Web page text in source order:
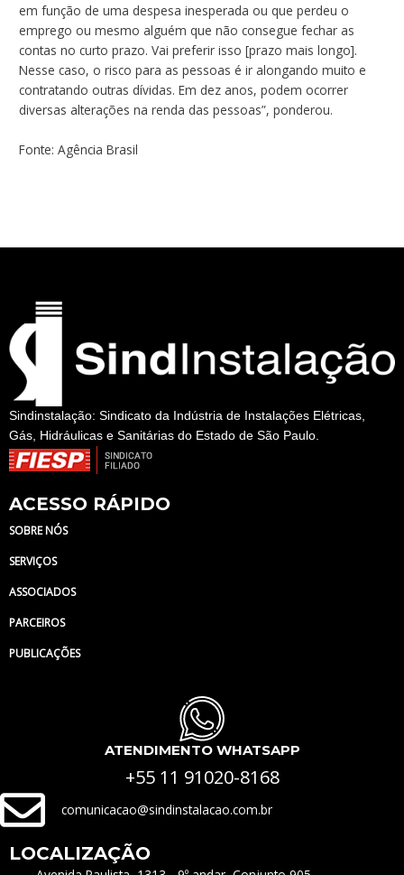
em função de uma despesa inesperada ou que perdeu o
emprego ou mesmo alguém que não consegue fechar as
contas no curto prazo. Vai preferir isso [prazo mais longo].
Nesse caso, o risco para as pessoas é ir alongando muito e
contratando outras dívidas. Em dez anos, podem ocorrer
diversas alterações na renda das pessoas”, ponderou.
Fonte: Agência Brasil
Sindinstalação: Sindicato da Indústria de Instalações Elétricas,
Gás, Hidráulicas e Sanitárias do Estado de São Paulo.
ACESSO RÁPIDO
SOBRE NÓS
SERVIÇOS
ASSOCIADOS
PARCEIROS
PUBLICAÇÕES
ATENDIMENTO WHATSAPP
+55 11 91020-8168
comunicacao@sindinstalacao.com.br
LOCALIZAÇÃO